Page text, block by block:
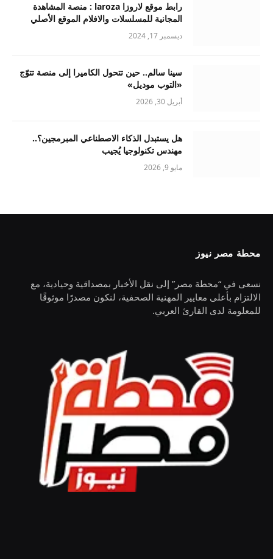
رابط موقع لاروزا laroza : منصة المشاهدة
المجانية للمسلسلات والافلام الموقع الأصلي
ديسمبر 17, 2024
سينا سالم.. حين تتحول الكاميرا إلى منصة تتوّج
«التوب موديل»
أبريل 30, 2026
هل يستبدل الذكاء الاصطناعي المبرمجين؟..
مهندس تكنولوجيا يُجيب
مايو 9, 2026
محطة مصر نيوز
نسعى في “محطة مصر” إلى نقل الأخبار بمصداقية وحيادية، مع
الالتزام بأعلى معايير المهنية الصحفية، لنكون مصدرًا موثوقًا
للمعلومة لدى القارئ العربي.